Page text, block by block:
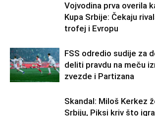
Vojvodina prva overila
Kupa Srbije: Čekaju
trofej i Evropu
FSS odredio sudije za
deliti pravdu na meču
zvezde i Partizana
Skandal: Miloš Kerkez
Srbiju, Piksi kriv što